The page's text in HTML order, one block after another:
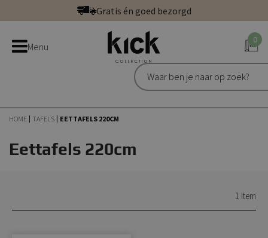
direct
naar
Gratis én goed bezorgd
Bestel bij de officiële Kick webshop
Uitstekend | 300+ reviews
Gratis én goed bezorgd
Menu
0
HOME TAFELS EETTAFELS 220CM
Eettafels 220cm
1 Item